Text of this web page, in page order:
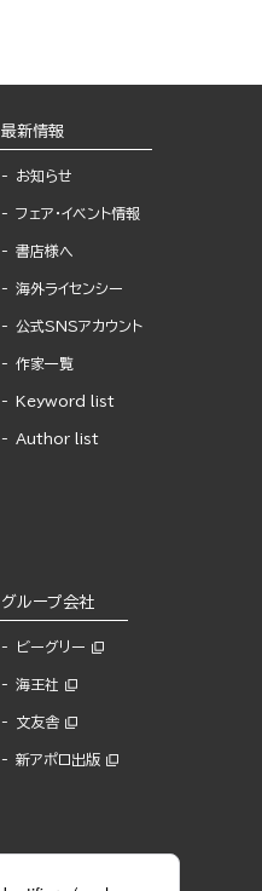
最新情報
お知らせ
フェア・イベント情報
書店様へ
海外ライセンシー
公式SNSアカウント
作家一覧
Keyword list
Author list
グループ会社
ビーグリー
海王社
文友舎
新アポロ出版